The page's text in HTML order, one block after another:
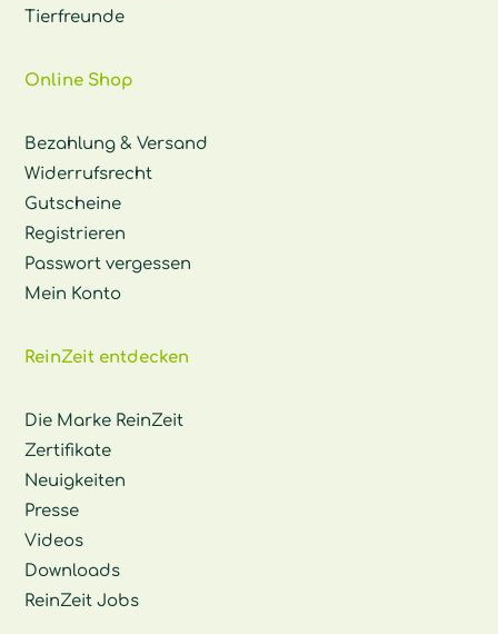
Tierfreunde
Online Shop
Bezahlung & Versand
Widerrufsrecht
Gutscheine
Registrieren
Passwort vergessen
Mein Konto
ReinZeit entdecken
Die Marke ReinZeit
Zertifikate
Neuigkeiten
Presse
Videos
Downloads
ReinZeit Jobs